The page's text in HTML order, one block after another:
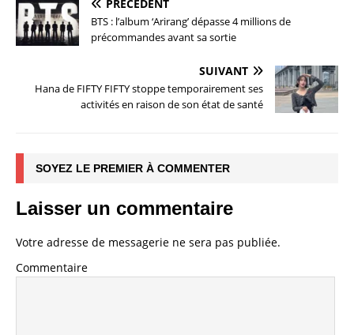
PRÉCÉDENT
BTS : l’album ‘Arirang’ dépasse 4 millions de
précommandes avant sa sortie
SUIVANT
Hana de FIFTY FIFTY stoppe temporairement ses
activités en raison de son état de santé
SOYEZ LE PREMIER À COMMENTER
Laisser un commentaire
Votre adresse de messagerie ne sera pas publiée.
Commentaire